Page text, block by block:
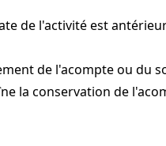
de l'activité est
de l'acompte ou du
la conservation de